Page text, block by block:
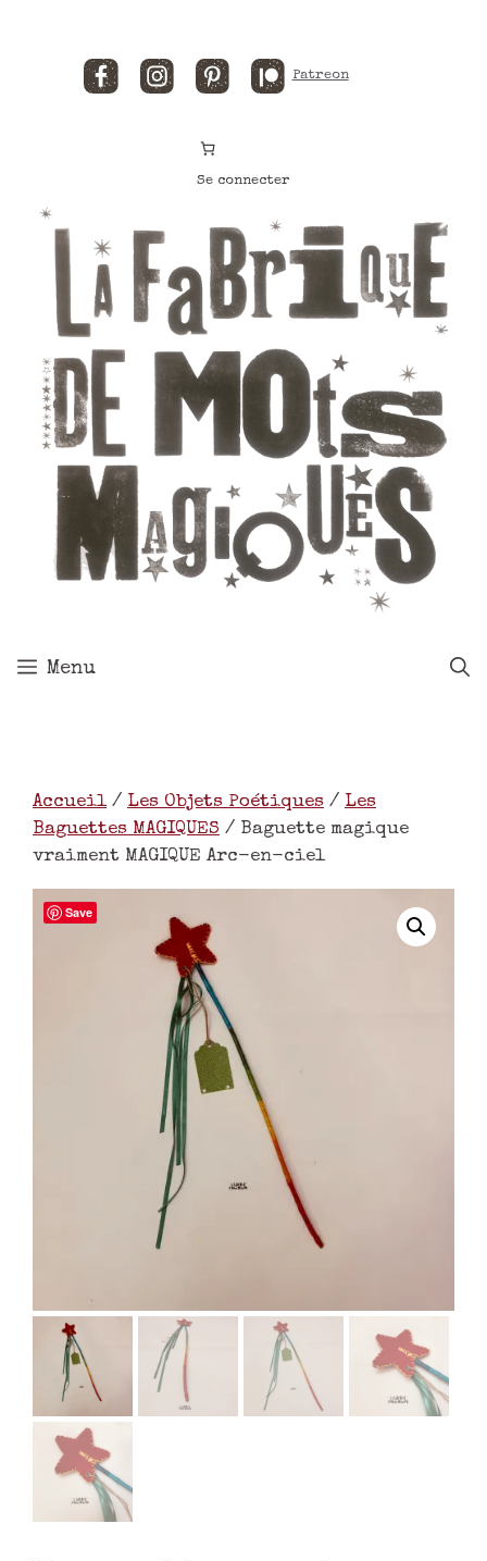
FacebookInstagramPinterestPatreon
Se connecter
Menu
Accueil/ Les Objets Poétiques / Les
Baguettes MAGIQUES / Baguette magique
vraiment MAGIQUE Arc-en-ciel
Save